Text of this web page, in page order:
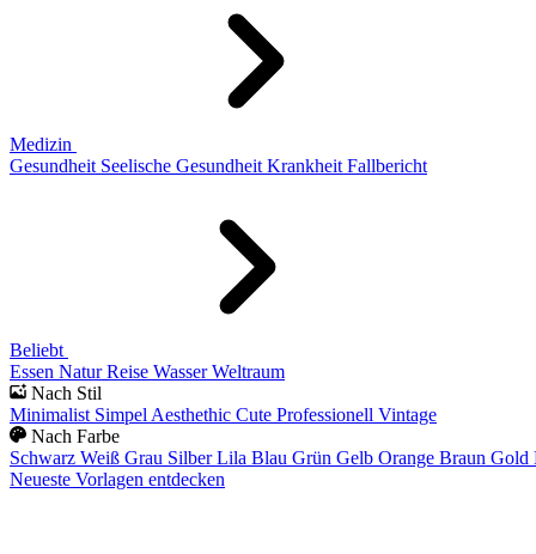
Medizin
Gesundheit Seelische Gesundheit Krankheit Fallbericht
Beliebt
Essen Natur Reise Wasser Weltraum
Nach Stil
Minimalist Simpel Aesthethic Cute Professionell Vintage
Nach Farbe
Schwarz Weiß Grau Silber Lila Blau Grün Gelb Orange Braun Gold
Neueste Vorlagen entdecken